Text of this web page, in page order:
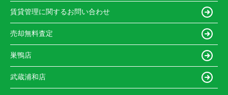
賃貸管理に関するお問い合わせ
売却無料査定
巣鴨店
武蔵浦和店